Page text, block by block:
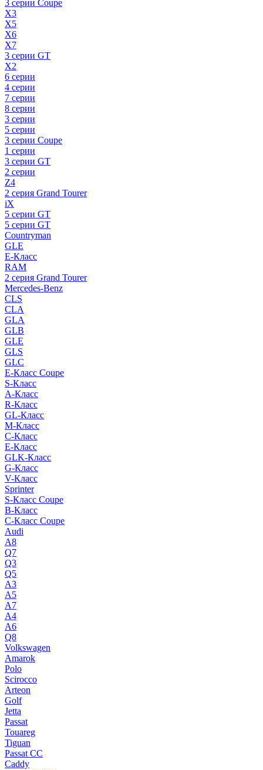
3 серии Coupe
X3
X5
X6
X7
3 серии GT
X2
6 серии
4 серии
7 серии
8 серии
3 серии
5 серии
3 серии Coupe
1 серии
3 серии GT
2 серии
Z4
2 серия Grand Tourer
iX
5 серии GT
5 серии GT
Countryman
GLE
E-Класс
RAM
2 серия Grand Tourer
Mercedes-Benz
CLS
CLA
GLA
GLB
GLE
GLS
GLC
E-Класс Coupe
S-Класс
A-Класс
R-Класс
GL-Класс
M-Класс
C-Класс
E-Класс
GLK-Класс
G-Класс
V-Класс
Sprinter
S-Класс Сoupe
B-Класс
C-Класс Coupe
Audi
A8
Q7
Q3
Q5
A3
A5
A7
A4
A6
Q8
Volkswagen
Amarok
Polo
Scirocco
Arteon
Golf
Jetta
Passat
Touareg
Tiguan
Passat CC
Caddy